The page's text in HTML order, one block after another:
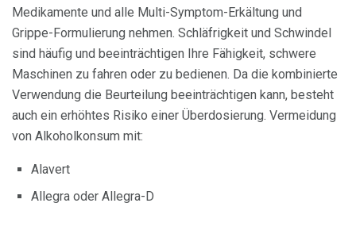
Medikamente und alle Multi-Symptom-Erkältung und
Grippe-Formulierung nehmen. Schläfrigkeit und Schwindel
sind häufig und beeinträchtigen Ihre Fähigkeit, schwere
Maschinen zu fahren oder zu bedienen. Da die kombinierte
Verwendung die Beurteilung beeinträchtigen kann, besteht
auch ein erhöhtes Risiko einer Überdosierung. Vermeidung
von Alkoholkonsum mit:
Alavert
Allegra oder Allegra-D